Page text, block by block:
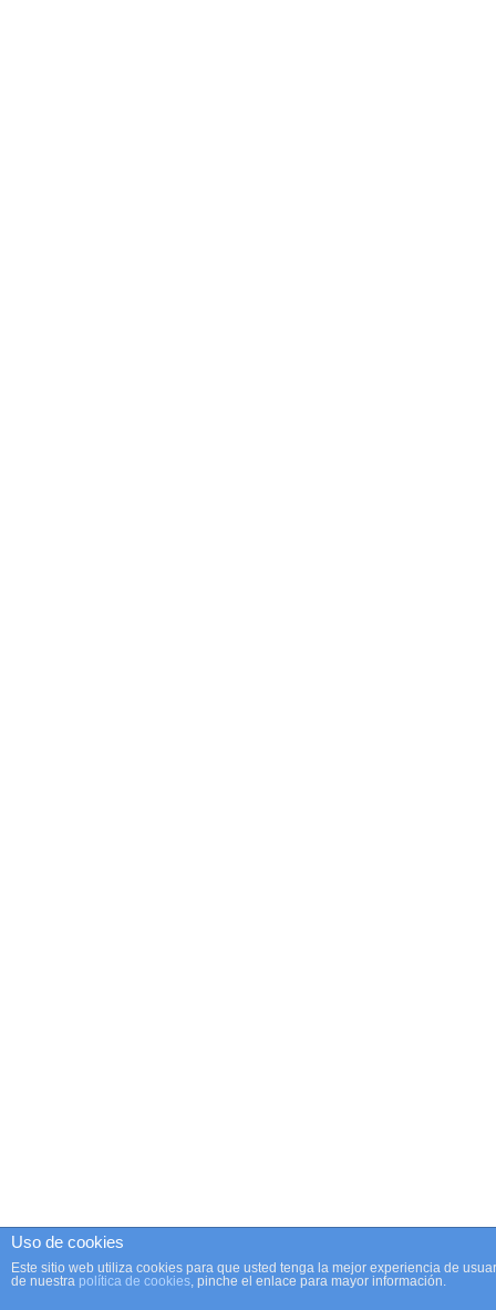
Uso de cookies
Este sitio web utiliza cookies para que usted tenga la mejor experiencia de
de nuestra política de cookies, pinche el enlace para mayor información.